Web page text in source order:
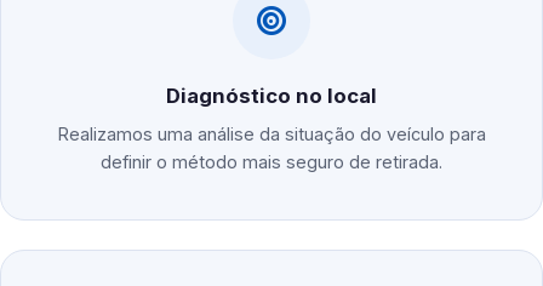
Diagnóstico no local
Realizamos uma análise da situação do veículo para
definir o método mais seguro de retirada.